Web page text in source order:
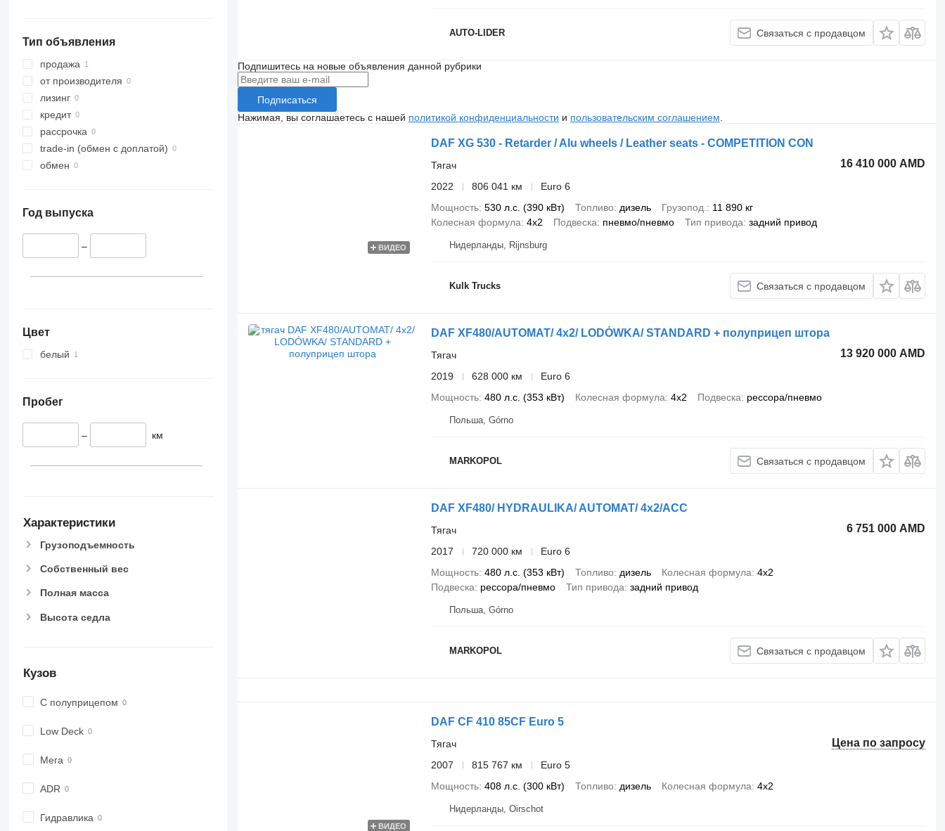
Тип объявления
продажа
от производителя
лизинг
кредит
рассрочка
trade-in (обмен с доплатой)
обмен
Год выпуска
–
Цвет
белый
Пробег
– км
Характеристики
Грузоподъемность
Собственный вес
Полная масса
Высота седла
Кузов
С полуприцепом
Low Deck
Мега
ADR
Гидравлика
AUTO-LIDER Связаться с продавцом
Подпишитесь на новые объявления данной рубрики
Подписаться
Нажимая, вы соглашаетесь с нашей политикой конфиденциальности и пользовательским соглашением
ВИДЕО
DAF XG 530 - Retarder / Alu wheels / Leather seats - COMPETITION CON
16 410 000 AMD
Тягач
2022
806 041 км
Euro 6
Мощность 530 л.с. (390 кВт) Топливо дизель Грузопод.
11 890 кг
Колесная формула 4x2 Подвеска пневмо/пневмо Тип привода задний привод
Нидерланды, Rijnsburg
Kulk Trucks Связаться с продавцом
DAF XF480/AUTOMAT/ 4x2/ LODÓWKA/ STANDARD + полуприцеп штора
13 920 000 AMD
Тягач
2019
628 000 км
Euro 6
Мощность 480 л.с. (353 кВт) Колесная формула 4x2 Подвеска рессора/пневмо
Польша, Górno
MARKOPOL Связаться с продавцом
DAF XF480/ HYDRAULIKA/ AUTOMAT/ 4x2/ACC
6 751 000 AMD
Тягач
2017
720 000 км
Euro 6
Мощность 480 л.с. (353 кВт) Топливо дизель Колесная формула 4x2
Подвеска
рессора/пневмо Тип привода задний привод
Польша, Górno
MARKOPOL Связаться с продавцом
ВИДЕО
DAF CF 410 85CF Euro 5
Цена по запросу
Тягач
2007
815 767 км
Euro 5
Мощность 408 л.с. (300 кВт) Топливо дизель Колесная формула 4x2
Нидерланды, Oirschot